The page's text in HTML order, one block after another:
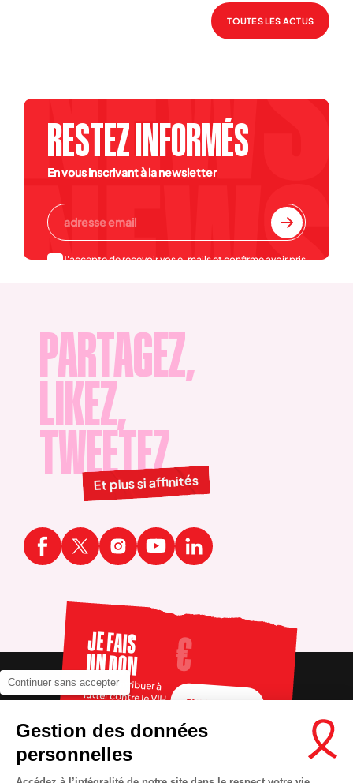
Continuer sans accepter
Gestion des données
personnelles
TOUTES LES ACTUS
RESTEZ INFORMÉS
En vous inscrivant à la newsletter
J'accepte de recevoir vos e-mails et confirme avoir pris
PARTAGEZ,
LIKEZ,
TWEETEZ
Et plus si affinités
JE FAIS
UN DON
Pour contribuer à
lutter contre le VIH FAIRE UN DON